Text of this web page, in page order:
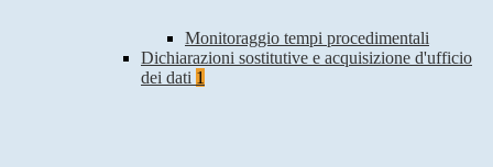
Monitoraggio tempi procedimentali
Dichiarazioni sostitutive e acquisizione d'ufficio
dei dati 1